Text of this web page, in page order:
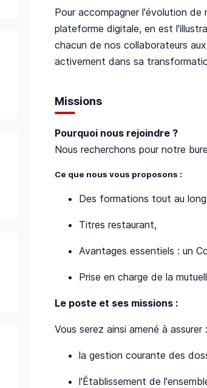
Pour accompagner l'évolution
plateforme digitale, en est
chacun de nos collaborateurs
activement dans sa
Missions
Pourquoi nous rejoindre ?
Nous recherchons pour notre
Ce que nous vous proposons :
Des formations tout au
Titres restaurant,
Avantages essentiels : un
Prise en charge de la
Le poste et ses missions :
Vous serez ainsi amené à assurer :
la gestion courante des
l'Établissement de